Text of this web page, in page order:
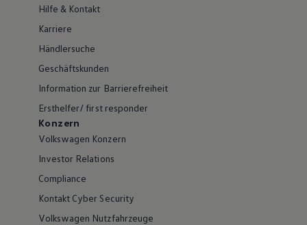
Hilfe & Kontakt
Karriere
Händlersuche
Geschäftskunden
Information zur Barrierefreiheit
Ersthelfer/ first responder
Konzern
Volkswagen Konzern
Investor Relations
Compliance
Kontakt Cyber Security
Volkswagen Nutzfahrzeuge